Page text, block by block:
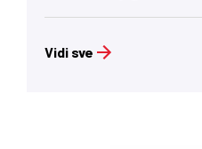
Vidi sve